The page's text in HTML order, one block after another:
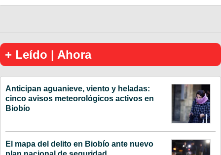
+ Leído | Ahora
Anticipan aguanieve, viento y heladas:
cinco avisos meteorológicos activos en
Biobío
El mapa del delito en Biobío ante nuevo